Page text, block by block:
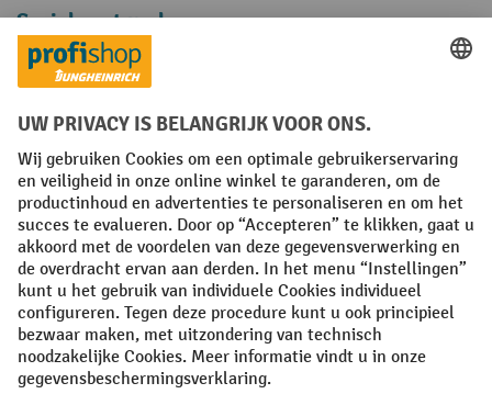
Sociale netwerken
Facebook
YouTube
LinkedInInstagram
Algemene leveringsvoorwaarden Copyright
Privacyverklaring Privacy Instellingen
All prices excl. VAT plusshipping costs and possible delivery charges,
if not stated otherwise.
¹ De korting is geldig zolang de voorraad strekt. De korting is niet van
toepassing op speciale prijzen. Een combinatie met andere
procentuele kortingen of vouchers is niet mogelijk. | ² De korting